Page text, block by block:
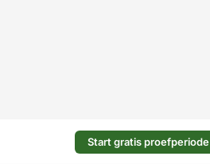
Start gratis proefperiode